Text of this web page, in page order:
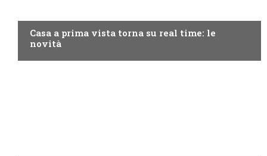
Casa a prima vista torna su real time: le
novità